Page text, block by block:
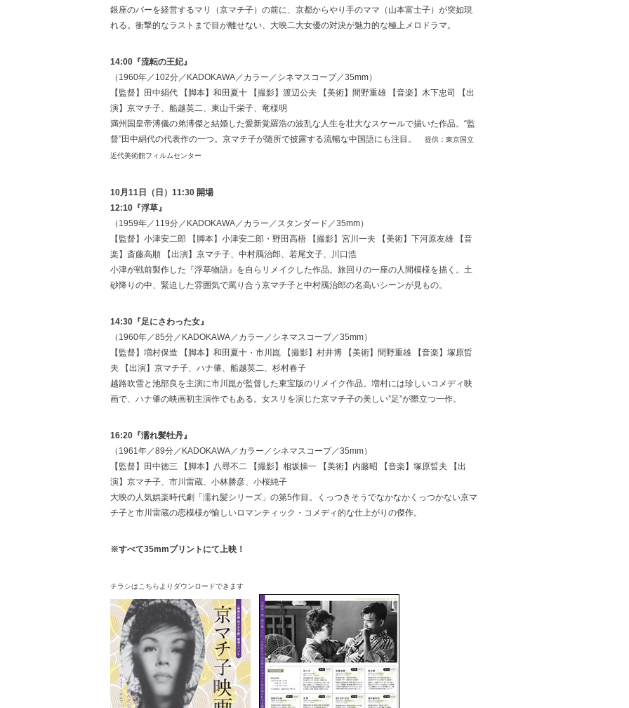
銀座のバーを経営するマリ（京マチ子）の前に、京都からやり手のママ（山本富士子）が突如現
れる。衝撃的なラストまで目が離せない、大映二大女優の対決が魅力的な極上メロドラマ。
14:00『流転の王妃』
（1960年／102分／KADOKAWA／カラー／シネマスコープ／35mm）
【監督】田中絹代 【脚本】和田夏十 【撮影】渡辺公夫 【美術】間野重雄 【音楽】木下忠司 【出
演】京マチ子、船越英二、東山千栄子、竜様明
満州国皇帝溥儀の弟溥傑と結婚した愛新覚羅浩の波乱な人生を壮大なスケールで描いた作品。“監
督”田中絹代の代表作の一つ。京マチ子が随所で披露する流暢な中国語にも注目。
提供：東京国立
近代美術館フィルムセンター
10月11日（日）11:30 開場
12:10『浮草』
（1959年／119分／KADOKAWA／カラー／スタンダード／35mm）
【監督】小津安二郎 【脚本】小津安二郎・野田高梧 【撮影】宮川一夫 【美術】下河原友雄 【音
楽】斎藤高順 【出演】京マチ子、中村鴈治郎、若尾文子、川口浩
小津が戦前製作した『浮草物語』を自らリメイクした作品。旅回りの一座の人間模様を描く。土
砂降りの中、緊迫した雰囲気で罵り合う京マチ子と中村鴈治郎の名高いシーンが見もの。
14:30『足にさわった女』
（1960年／85分／KADOKAWA／カラー／シネマスコープ／35mm）
【監督】増村保造 【脚本】和田夏十・市川崑 【撮影】村井博 【美術】間野重雄 【音楽】塚原晢
夫 【出演】京マチ子、ハナ肇、船越英二、杉村春子
越路吹雪と池部良を主演に市川崑が監督した東宝版のリメイク作品。増村には珍しいコメディ映
画で、ハナ肇の映画初主演作でもある。女スリを演じた京マチ子の美しい”足”が際立つ一作。
16:20『濡れ髪牡丹』
（1961年／89分／KADOKAWA／カラー／シネマスコープ／35mm）
【監督】田中徳三 【脚本】八尋不二 【撮影】相坂操一 【美術】内藤昭 【音楽】塚原晢夫 【出
演】京マチ子、市川雷蔵、小林勝彦、小桜純子
大映の人気娯楽時代劇「濡れ髪シリーズ」の第5作目。くっつきそうでなかなかくっつかない京マ
チ子と市川雷蔵の恋模様が愉しいロマンティック・コメディ的な仕上がりの傑作。
※すべて35mmプリントにて上映！
チラシはこちらよりダウンロードできます